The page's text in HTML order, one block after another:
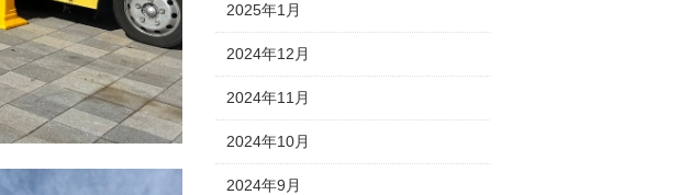
2025年1月
2024年12月
2024年11月
2024年10月
2024年9月